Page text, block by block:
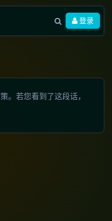
登录
。若您看到了这段话，